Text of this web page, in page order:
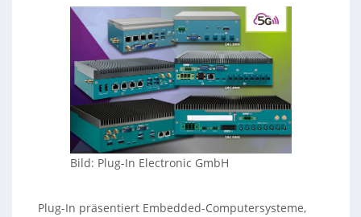
Bild: Plug-In Electronic GmbH
Plug-In präsentiert Embedded-Computersysteme,